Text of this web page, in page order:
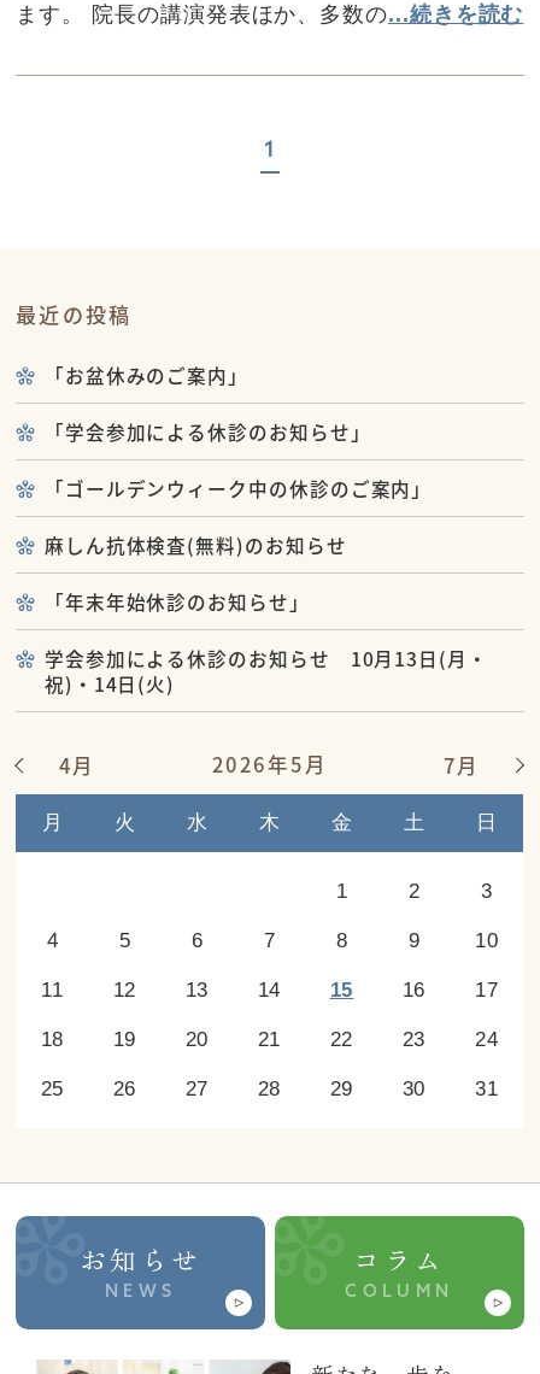
ます。 院長の講演発表ほか、多数の...続きを読む
1
最近の投稿
「お盆休みのご案内」
「学会参加による休診のお知らせ」
「ゴールデンウィーク中の休診のご案内」
麻しん抗体検査(無料)のお知らせ
「年末年始休診のお知らせ」
学会参加による休診のお知らせ 10月13日(月・
祝)・14日(火)
2026年5月
月 火 水 木 金 土 日
4月 7月
1 2 3
4 5 6 7 8 9 10
11 12 13 14 15 16 17
18 19 20 21 22 23 24
25 26 27 28 29 30 31
お知らせ
NEWS
コラム
COLUMN